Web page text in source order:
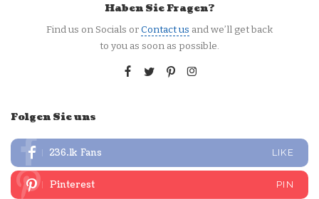
Haben Sie Fragen?
Find us on Socials orContact us and we’ll get back
to you as soon as possible.
Folgen Sie uns
236.1k Fans LIKE
Pinterest PIN